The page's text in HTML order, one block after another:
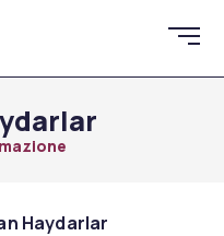
Haydarlar